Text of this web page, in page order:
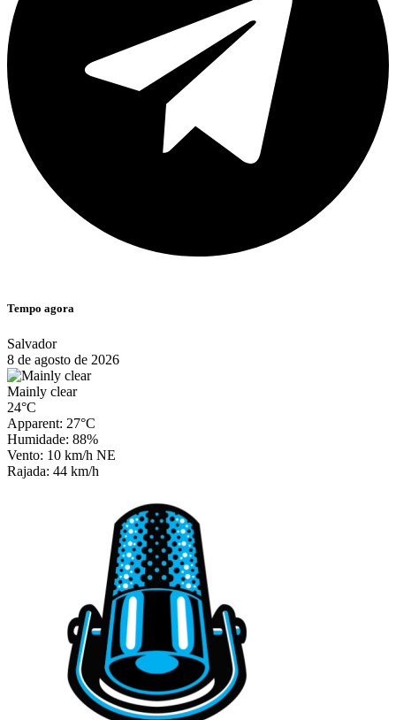
Tempo agora
Salvador
8 de agosto de 2026
Mainly clear
24°C
Apparent: 27°C
Humidade: 88%
Vento: 10 km/h NE
Rajada: 44 km/h